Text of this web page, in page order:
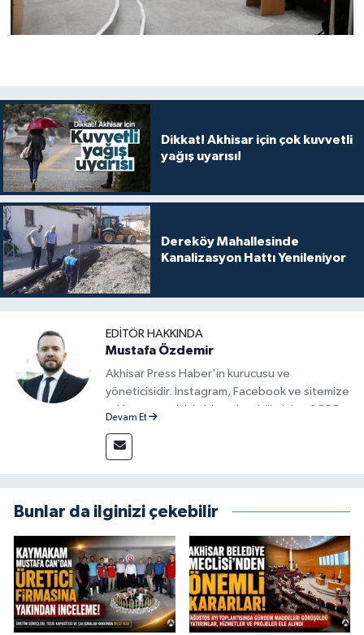
Dikkat! Akhisar için çok kuvvetli
yağış uyarısı!
Dereköy Mahallesinde
Kanalizasyon Hattı Yenileniyor
EDITÖR HAKKINDA
Mustafa Özdemir
Akhisar Press Haber'in kurucusu ve
yöneticisidir. İnstagram, Facebook ve sitemize
reklam vermek için bize ulaşabilirsiniz - 0555
Devam Et
Bunlar da ilginizi çekebilir